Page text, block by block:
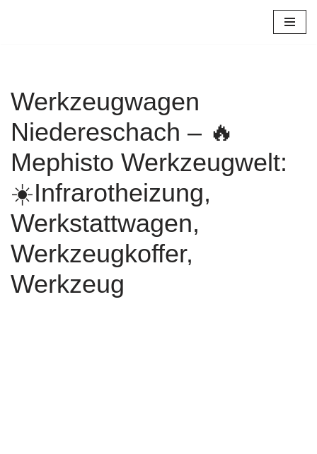
Werkzeugwagen
Niedereschach – 🔥
Mephisto Werkzeugwelt:
☀️Infrarotheizung,
Werkstattwagen,
Werkzeugkoffer,
Werkzeug